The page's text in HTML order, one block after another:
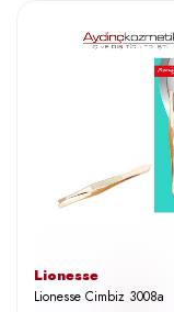
Lionesse
Lionesse Cimbiz 3008a